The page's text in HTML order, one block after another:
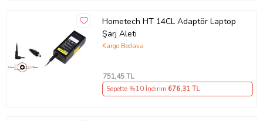
Hometech HT 14CL Adaptör Laptop
Şarj Aleti
Kargo Bedava
751,45 TL
Sepette %10 İndirim 676,31 TL